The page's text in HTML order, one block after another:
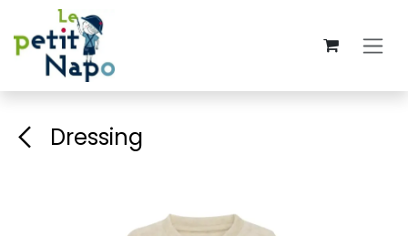
Se rendre au contenu
Dressing